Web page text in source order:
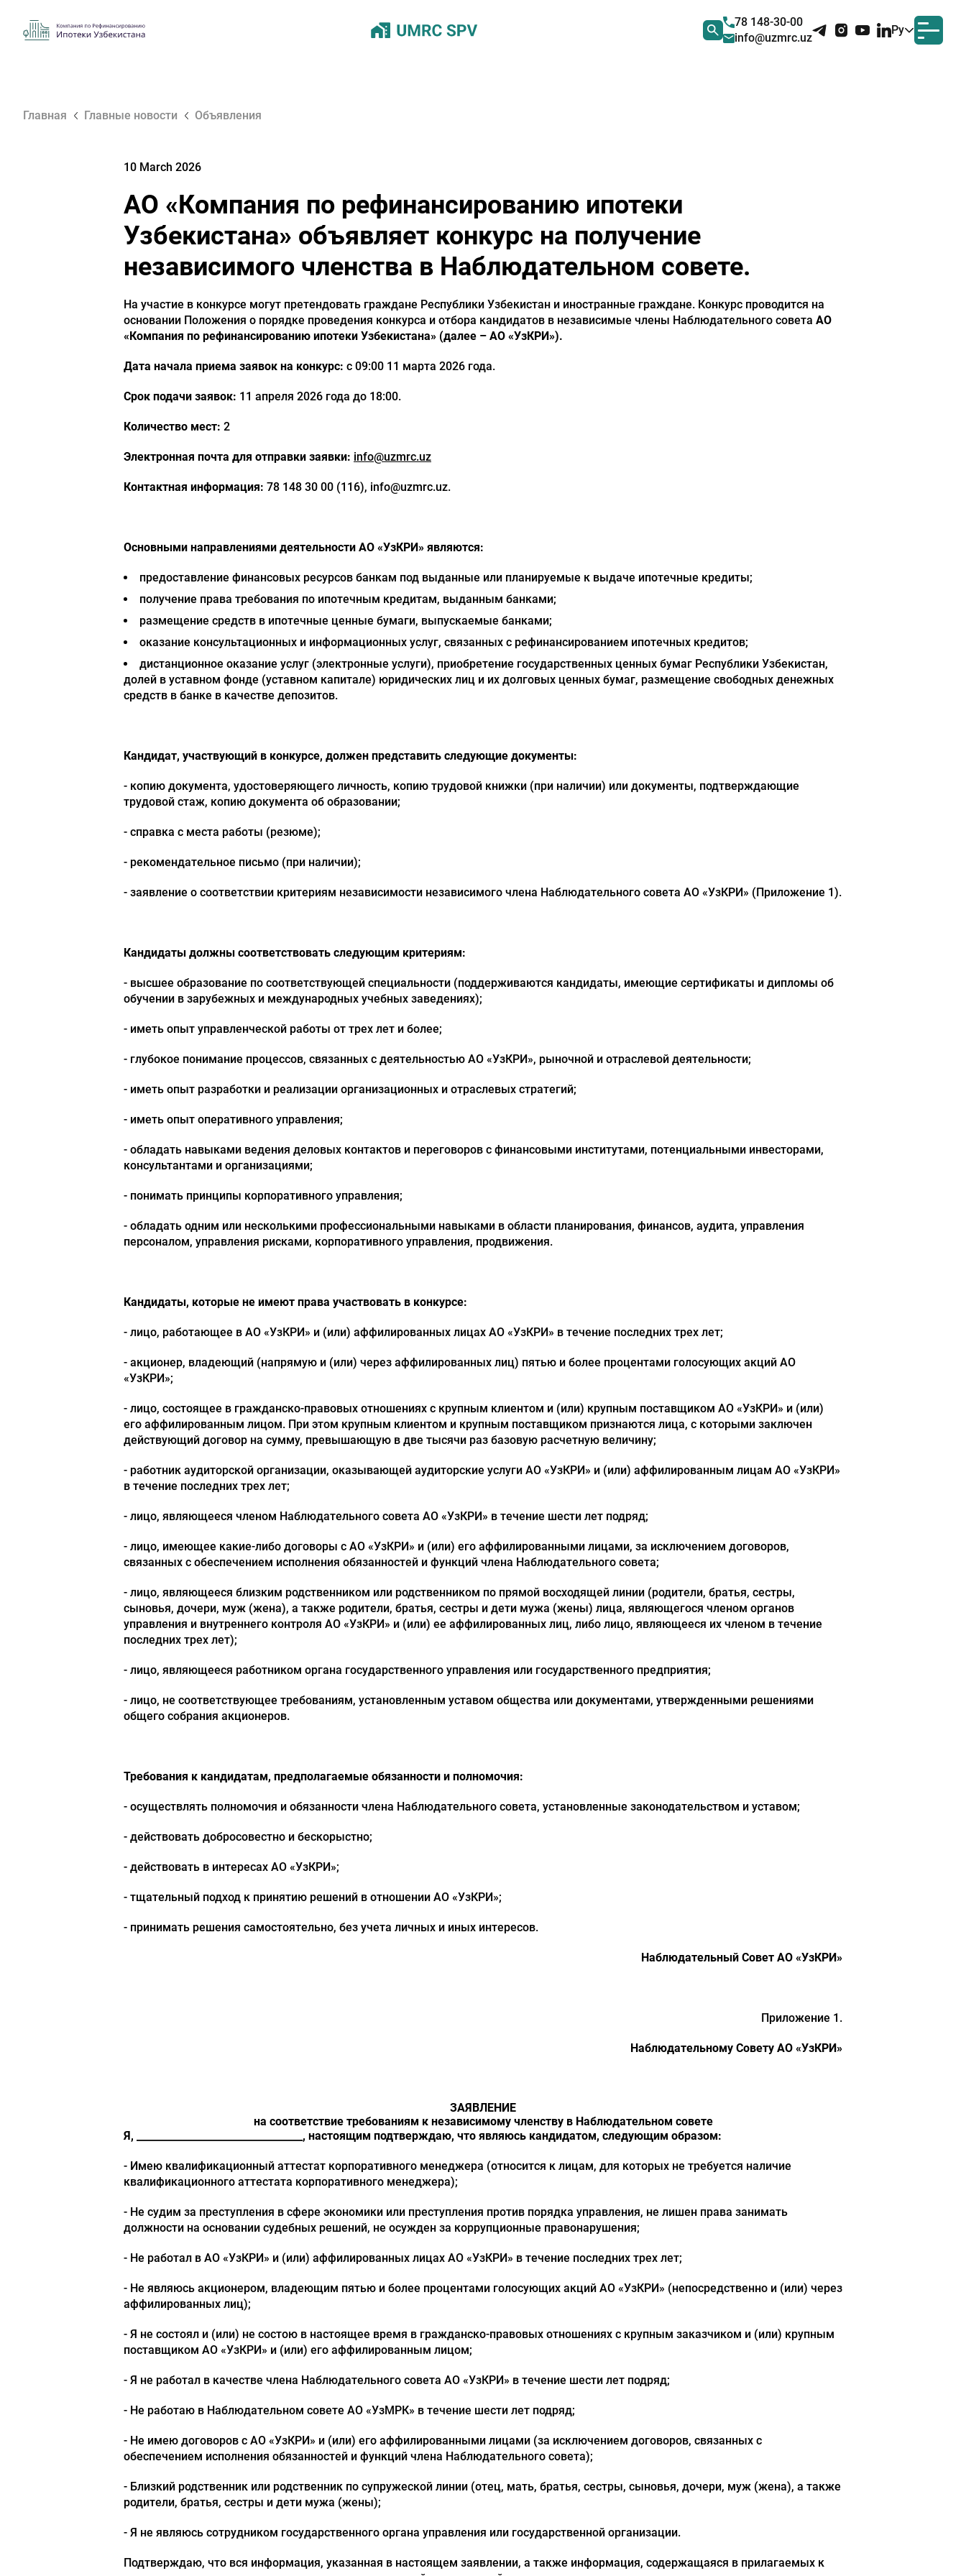
78 148-30-00
info@uzmrc.uz
Ру
Главная Главные новости Объявления
10 March 2026
АО «Компания по рефинансированию ипотеки
Узбекистана» объявляет конкурс на получение
независимого членства в Наблюдательном совете.
На участие в конкурсе могут претендовать граждане Республики Узбекистан и иностранные граждане. Конкурс проводится на
основании Положения о порядке проведения конкурса и отбора кандидатов в независимые члены Наблюдательного совета АО
«Компания по рефинансированию ипотеки Узбекистана» (далее – АО «УзКРИ»).
Дата начала приема заявок на конкурс: с 09:00 11 марта 2026 года.
Срок подачи заявок: 11 апреля 2026 года до 18:00.
Количество мест: 2
Электронная почта для отправки заявки: info@uzmrc.uz
Контактная информация: 78 148 30 00 (116), info@uzmrc.uz.
Основными направлениями деятельности АО «УзКРИ» являются:
предоставление финансовых ресурсов банкам под выданные или планируемые к выдаче ипотечные кредиты;
получение права требования по ипотечным кредитам, выданным банками;
размещение средств в ипотечные ценные бумаги, выпускаемые банками;
оказание консультационных и информационных услуг, связанных с рефинансированием ипотечных кредитов;
дистанционное оказание услуг (электронные услуги), приобретение государственных ценных бумаг Республики Узбекистан,
долей в уставном фонде (уставном капитале) юридических лиц и их долговых ценных бумаг, размещение свободных денежных
средств в банке в качестве депозитов.
Кандидат, участвующий в конкурсе, должен представить следующие документы:
- копию документа, удостоверяющего личность, копию трудовой книжки (при наличии) или документы, подтверждающие
трудовой стаж, копию документа об образовании;
- справка с места работы (резюме);
- рекомендательное письмо (при наличии);
- заявление о соответствии критериям независимости независимого члена Наблюдательного совета АО «УзКРИ» (Приложение 1).
Кандидаты должны соответствовать следующим критериям:
- высшее образование по соответствующей специальности (поддерживаются кандидаты, имеющие сертификаты и дипломы об
обучении в зарубежных и международных учебных заведениях);
- иметь опыт управленческой работы от трех лет и более;
- глубокое понимание процессов, связанных с деятельностью АО «УзКРИ», рыночной и отраслевой деятельности;
- иметь опыт разработки и реализации организационных и отраслевых стратегий;
- иметь опыт оперативного управления;
- обладать навыками ведения деловых контактов и переговоров с финансовыми институтами, потенциальными инвесторами,
консультантами и организациями;
- понимать принципы корпоративного управления;
- обладать одним или несколькими профессиональными навыками в области планирования, финансов, аудита, управления
персоналом, управления рисками, корпоративного управления, продвижения.
Кандидаты, которые не имеют права участвовать в конкурсе:
- лицо, работающее в АО «УзКРИ» и (или) аффилированных лицах АО «УзКРИ» в течение последних трех лет;
- акционер, владеющий (напрямую и (или) через аффилированных лиц) пятью и более процентами голосующих акций АО
«УзКРИ»;
- лицо, состоящее в гражданско-правовых отношениях с крупным клиентом и (или) крупным поставщиком АО «УзКРИ» и (или)
его аффилированным лицом. При этом крупным клиентом и крупным поставщиком признаются лица, с которыми заключен
действующий договор на сумму, превышающую в две тысячи раз базовую расчетную величину;
- работник аудиторской организации, оказывающей аудиторские услуги АО «УзКРИ» и (или) аффилированным лицам АО «УзКРИ»
в течение последних трех лет;
- лицо, являющееся членом Наблюдательного совета АО «УзКРИ» в течение шести лет подряд;
- лицо, имеющее какие-либо договоры с АО «УзКРИ» и (или) его аффилированными лицами, за исключением договоров,
связанных с обеспечением исполнения обязанностей и функций члена Наблюдательного совета;
- лицо, являющееся близким родственником или родственником по прямой восходящей линии (родители, братья, сестры,
сыновья, дочери, муж (жена), а также родители, братья, сестры и дети мужа (жены) лица, являющегося членом органов
управления и внутреннего контроля АО «УзКРИ» и (или) ее аффилированных лиц, либо лицо, являющееся их членом в течение
последних трех лет);
- лицо, являющееся работником органа государственного управления или государственного предприятия;
- лицо, не соответствующее требованиям, установленным уставом общества или документами, утвержденными решениями
общего собрания акционеров.
Требования к кандидатам, предполагаемые обязанности и полномочия:
- осуществлять полномочия и обязанности члена Наблюдательного совета, установленные законодательством и уставом;
- действовать добросовестно и бескорыстно;
- действовать в интересах АО «УзКРИ»;
- тщательный подход к принятию решений в отношении АО «УзКРИ»;
- принимать решения самостоятельно, без учета личных и иных интересов.
Наблюдательный Совет АО «УзКРИ»
Приложение 1.
Наблюдательному Совету АО «УзКРИ»
ЗАЯВЛЕНИЕ
на соответствие требованиям к независимому членству в Наблюдательном совете
Я, _________________________________, настоящим подтверждаю, что являюсь кандидатом, следующим образом:
- Имею квалификационный аттестат корпоративного менеджера (относится к лицам, для которых не требуется наличие
квалификационного аттестата корпоративного менеджера);
- Не судим за преступления в сфере экономики или преступления против порядка управления, не лишен права занимать
должности на основании судебных решений, не осужден за коррупционные правонарушения;
- Не работал в АО «УзКРИ» и (или) аффилированных лицах АО «УзКРИ» в течение последних трех лет;
- Не являюсь акционером, владеющим пятью и более процентами голосующих акций АО «УзКРИ» (непосредственно и (или) через
аффилированных лиц);
- Я не состоял и (или) не состою в настоящее время в гражданско-правовых отношениях с крупным заказчиком и (или) крупным
поставщиком АО «УзКРИ» и (или) его аффилированным лицом;
- Я не работал в качестве члена Наблюдательного совета АО «УзКРИ» в течение шести лет подряд;
- Не работаю в Наблюдательном совете АО «УзМРК» в течение шести лет подряд;
- Не имею договоров с АО «УзКРИ» и (или) его аффилированными лицами (за исключением договоров, связанных с
обеспечением исполнения обязанностей и функций члена Наблюдательного совета);
- Близкий родственник или родственник по супружеской линии (отец, мать, братья, сестры, сыновья, дочери, муж (жена), а также
родители, братья, сестры и дети мужа (жены);
- Я не являюсь сотрудником государственного органа управления или государственной организации.
Подтверждаю, что вся информация, указанная в настоящем заявлении, а также информация, содержащаяся в прилагаемых к